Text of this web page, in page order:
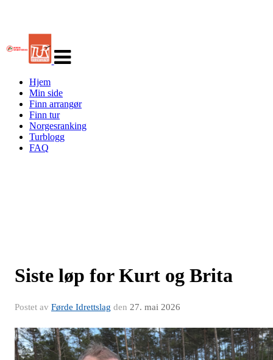
navigasjon
Hjem
Min side
Finn arrangør
Finn tur
Norgesranking
Turblogg
FAQ
Siste løp for Kurt og Brita
Postet av Førde Idrettslag den 27. mai 2026